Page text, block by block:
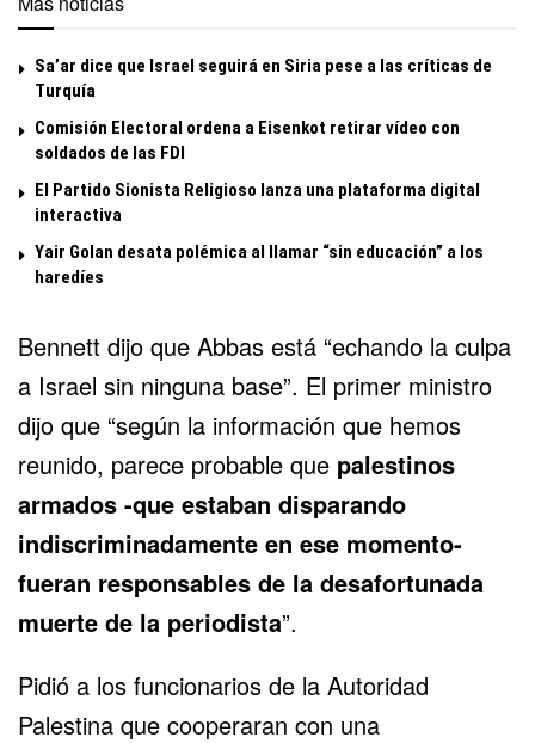
Sa’ar dice que Israel seguirá en Siria pese a las críticas de
Turquía
Comisión Electoral ordena a Eisenkot retirar vídeo con
soldados de las FDI
El Partido Sionista Religioso lanza una plataforma digital
interactiva
Yair Golan desata polémica al llamar “sin educación” a los
haredíes
Bennett dijo que Abbas está “echando la culpa
a Israel sin ninguna base”. El primer ministro
dijo que “según la información que hemos
reunido, parece probable que palestinos
armados -que estaban disparando
indiscriminadamente en ese momento-
fueran responsables de la desafortunada
muerte de la periodista”.
Pidió a los funcionarios de la Autoridad
Palestina que cooperaran con una